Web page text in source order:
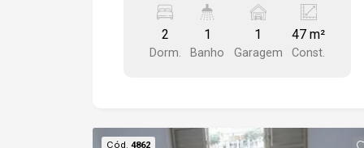
apartamento é a escolha ideal! O
imóvel conta com sala de estar
aconchegante, cozinha com armários,
piso cerâmico, trazendo mais
2
Dorm.
1
Banho
1
Garagem
47 m²
Const.
Cód. 4862